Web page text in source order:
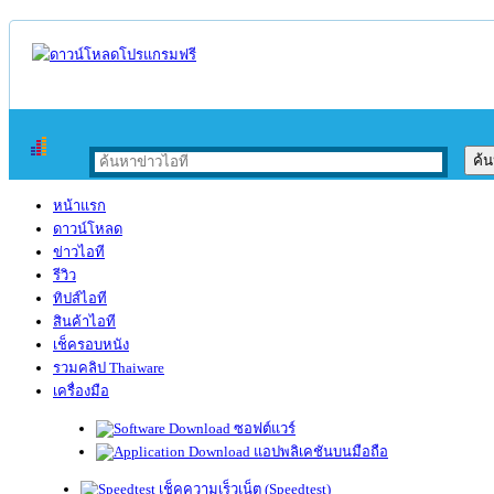
หน้าแรก
ดาวน์โหลด
ข่าวไอที
รีวิว
ทิปส์ไอที
สินค้าไอที
เช็ครอบหนัง
รวมคลิป Thaiware
เครื่องมือ
ซอฟต์แวร์
แอปพลิเคชันบนมือถือ
เช็คความเร็วเน็ต (Speedtest)